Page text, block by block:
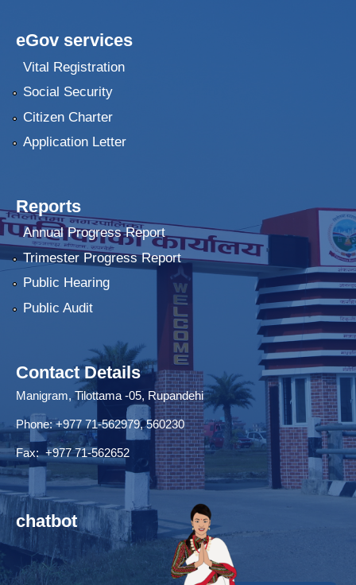
eGov services
Vital Registration
Social Security
Citizen Charter
Application Letter
Reports
Annual Progress Report
Trimester Progress Report
Public Hearing
Public Audit
Contact Details
Manigram, Tilottama -05, Rupandehi
Phone: +977 71-562979, 560230
Fax: +977 71-562652
chatbot